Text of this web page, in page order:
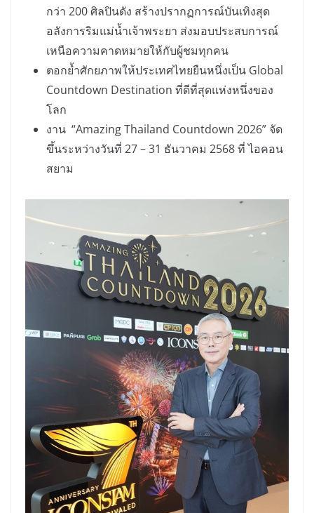
กว่า 200 ศิลปินดัง สร้างปรากฏการณ์บันเทิงสุด
อลังการริมแม่น้ำเจ้าพระยา ส่งมอบประสบการณ์
เหนือความคาดหมายให้กับผู้ชมทุกคน
ตอกย้ำศักยภาพให้ประเทศไทยยืนหนึ่งเป็น Global
Countdown Destination ที่ดีที่สุดแห่งหนึ่งของ
โลก
งาน “Amazing Thailand Countdown 2026” จัด
ขึ้นระหว่างวันที่ 27 – 31 ธันวาคม 2568 ที่ ไอคอน
สยาม